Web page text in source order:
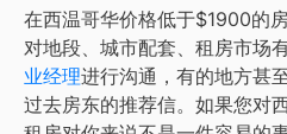
在西温哥华价格低于$1900的
对地段、城市配套、租房市场
业经理进行沟通，有的地方甚
过去房东的推荐信。如果您对